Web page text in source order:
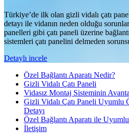
Türkiye’de ilk olan gizli vidalı çatı
detayı ile vidanın neden olduğu
panelleri gibi çatı paneli üzerine
sistemleri çatı panelini delmeden
Detaylı incele
Özel Bağlantı Aparatı Nedir?
Gizli Vidalı Çatı Paneli
Vidasız Montaj Sisteminin
Gizli Vidalı Çatı Paneli Uyumlu
Detayı
Özel Bağlantı Aparatı ile
İletişim